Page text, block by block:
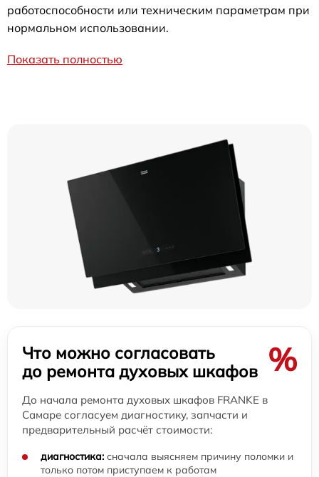
работоспособности или техническим параметрам при
нормальном использовании.
Показать полностью
Что можно согласовать
до ремонта духовых шкафов %
До начала ремонта духовых шкафов FRANKE в
Самаре согласуем диагностику, запчасти и
предварительный расчёт стоимости:
диагностика: сначала выясняем причину поломки и
только потом приступаем к работам